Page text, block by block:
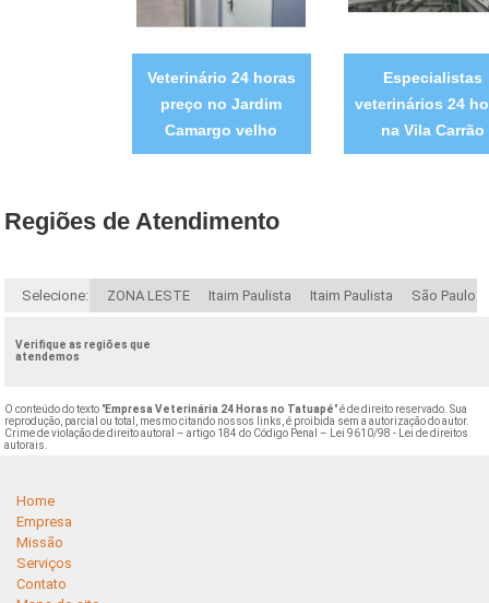
Veterinário 24 horas
preço no Jardim
Camargo velho
Especialistas
veterinários 24
na Vila Carrão
Regiões de Atendimento
Selecione: ZONA LESTE Itaim Paulista Itaim Paulista São Paulo
Verifique as regiões que
atendemos
O conteúdo do texto "Empresa Veterinária 24 Horas no Tatuapé" é de direito reservado. Sua
reprodução, parcial ou total, mesmo citando nossos links, é proibida sem a autorização do autor.
Crime de violação de direito autoral – artigo 184 do Código Penal –
Lei 9610/98 - Lei de direitos
autorais
Home
Empresa
Missão
Serviços
Contato